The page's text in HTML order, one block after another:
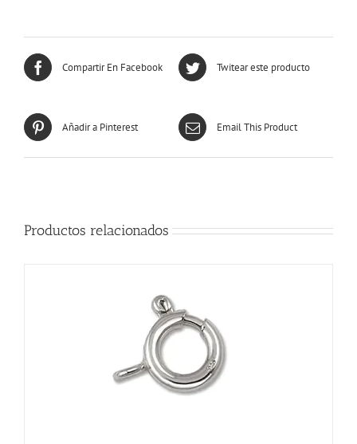
Compartir En Facebook Twitear este producto
Añadir a Pinterest Email This Product
Productos relacionados